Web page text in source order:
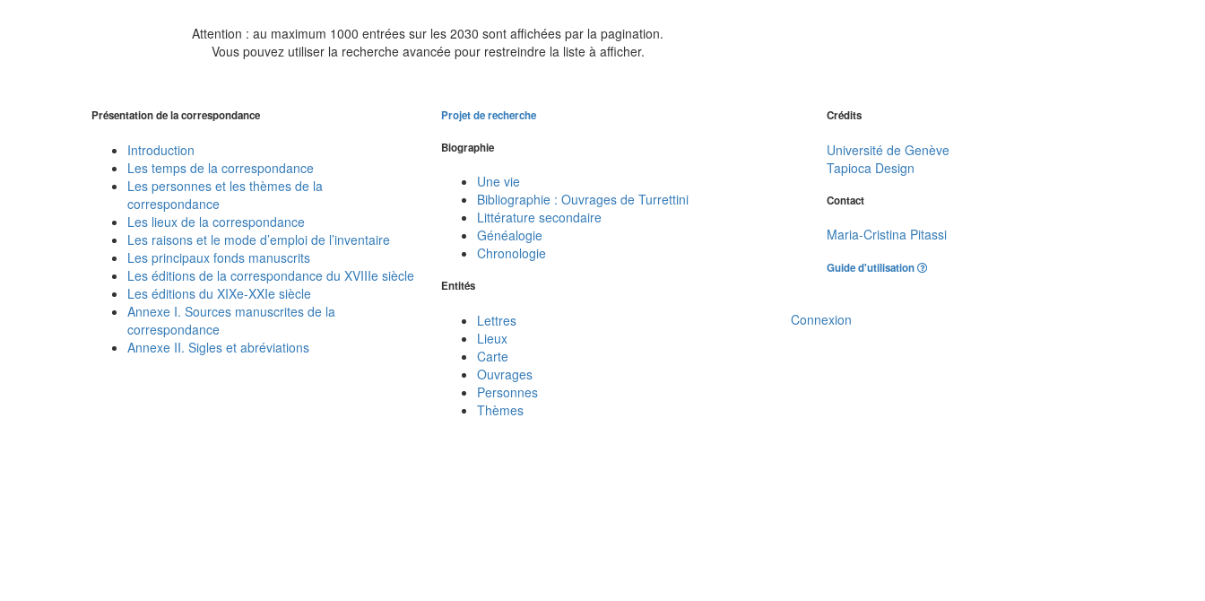
Attention : au maximum 1000 entrées sur les 2030 sont affichées par la pagination.
Vous pouvez utiliser la recherche avancée pour restreindre la liste à afficher.
Présentation de la correspondance
Introduction
Les temps de la correspondance
Les personnes et les thèmes de la
correspondance
Les lieux de la correspondance
Les raisons et le mode d’emploi de l’inventaire
Les principaux fonds manuscrits
Les éditions de la correspondance du XVIIIe siècle
Les éditions du XIXe-XXIe siècle
Annexe I. Sources manuscrites de la
correspondance
Annexe II. Sigles et abréviations
Projet de recherche
Biographie
Une vie
Bibliographie : Ouvrages de Turrettini
Littérature secondaire
Généalogie
Chronologie
Entités
Lettres
Lieux
Carte
Ouvrages
Personnes
Thèmes
Crédits
Université de Genève
Tapioca Design
Contact
Maria-Cristina Pitassi
Guide d'utilisation
Connexion